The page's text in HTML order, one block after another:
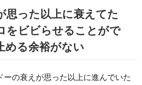
思った以上に衰えてた
をビビらせることがで
める余裕がない
ーの衰えが思った以上に進んでいた